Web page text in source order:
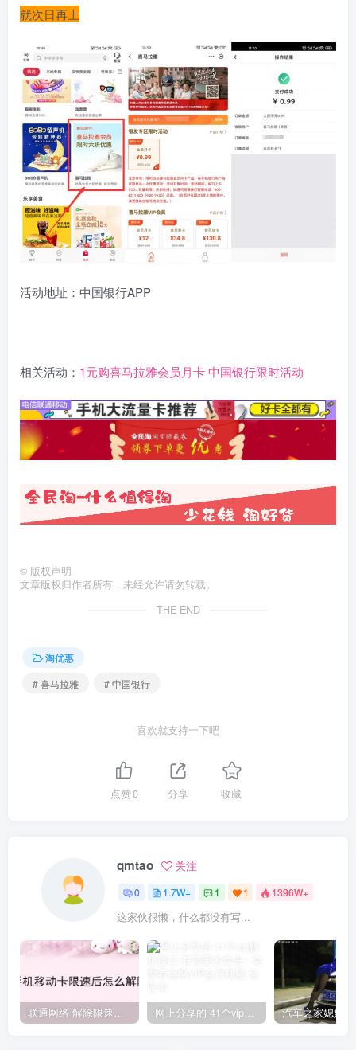
就次日再上
活动地址：中国银行APP
相关活动： 1元购喜马拉雅会员月卡 中国银行限时活动
© 版权声明
文章版权归作者所有，未经允许请勿转载。
THE END
淘优惠
# 喜马拉雅
# 中国银行
喜欢就支持一下吧
点赞0 分享 收藏
qmtao 关注
0 1.7W+ 1 1 1396W+
这家伙很懒，什么都没有写...
联通网络 解除限速方法参考！畅享、畅玩、老白干等及其它地区自测了 网上分享的 41个vip解析接口 有需要的拿去~ 免费看全网VIP会员视频